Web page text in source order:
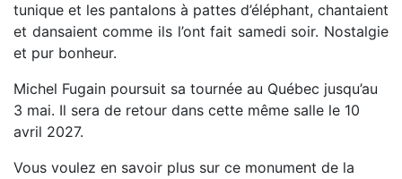
tunique et les pantalons à pattes d’éléphant, chantaient
et dansaient comme ils l’ont fait samedi soir. Nostalgie
et pur bonheur.
Michel Fugain poursuit sa tournée au Québec jusqu’au
3 mai. Il sera de retour dans cette même salle le 10
avril 2027.
Vous voulez en savoir plus sur ce monument de la